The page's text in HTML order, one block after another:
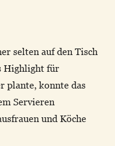
selten auf den Tisch
Highlight für
plante, konnte das
Servieren
und Köche